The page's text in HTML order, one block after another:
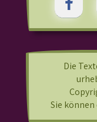
Die
Sie